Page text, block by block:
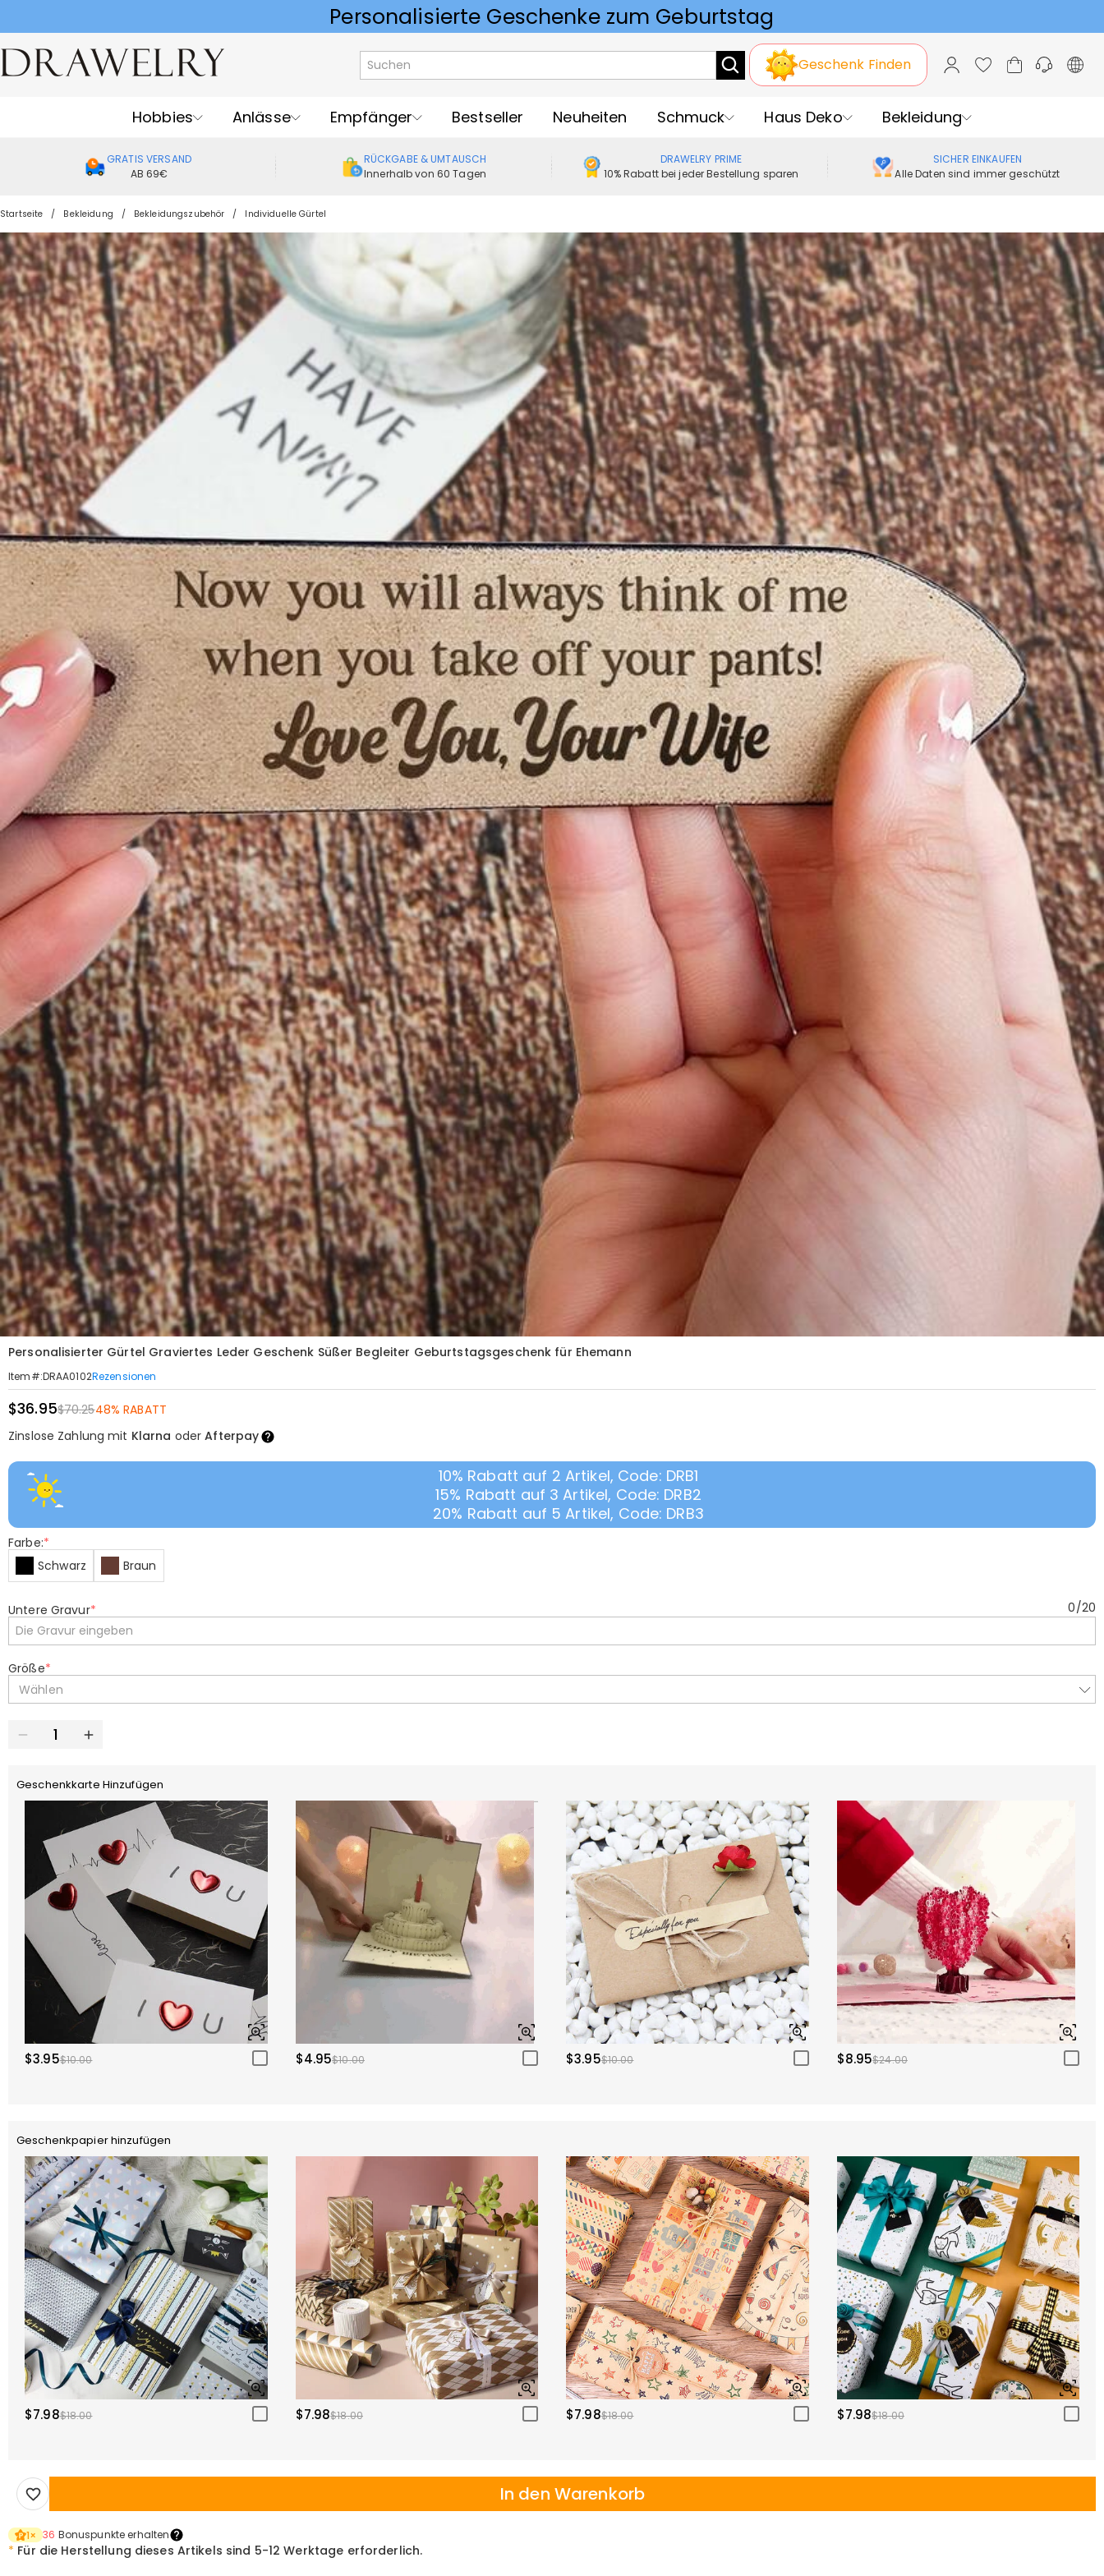
Vorlieben für Hochzeitsgeschenke
Geschenk Finden
Hobbies Anlässe Empfänger Bestseller Neuheiten Schmuck Haus Deko Bekleidung
GRATIS VERSAND
AB 69€
RÜCKGABE & UMTAUSCH
Innerhalb von 60 Tagen
DRAWELRY PRIME
10% Rabatt bei jeder Bestellung sparen
SICHER EINKAUFEN
Alle Daten sind immer geschützt
Startseite Bekleidung Bekleidungszubehör Individuelle Gürtel
Personalisierter Gürtel Graviertes Leder Geschenk Süßer Begleiter Geburtstagsgeschenk für Ehemann
Item#:DRAA0102Rezensionen
$36.95$70.2548% RABATT
Zinslose Zahlung mit Klarna oderAfterpay
10% Rabatt auf 2 Artikel, Code: DRB1
15% Rabatt auf 3 Artikel, Code: DRB2
20% Rabatt auf 5 Artikel, Code: DRB3
Farbe:*
Schwarz
Braun
Untere Gravur* 0/20
Größe*
Wählen
Geschenkkarte Hinzufügen
$3.95$10.00 $4.95$10.00 $3.95$10.00 $8.95$24.00
Geschenkpapier hinzufügen
$7.98$18.00 $7.98$18.00 $7.98$18.00 $7.98$18.00
In den Warenkorb
1× 36 Bonuspunkte erhalten
* Für die Herstellung dieses Artikels sind 5-12 Werktage erforderlich.